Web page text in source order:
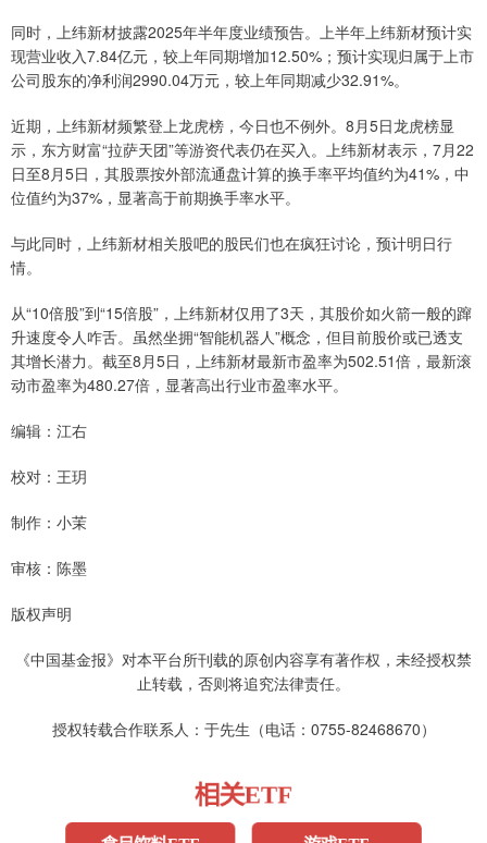
同时，上纬新材披露2025年半年度业绩预告。上半年上纬新材预计实
现营业收入7.84亿元，较上年同期增加12.50%；预计实现归属于上市
公司股东的净利润2990.04万元，较上年同期减少32.91%。
近期，上纬新材频繁登上龙虎榜，今日也不例外。8月5日龙虎榜显
示，东方财富“拉萨天团”等游资代表仍在买入。上纬新材表示，7月22
日至8月5日，其股票按外部流通盘计算的换手率平均值约为41%，中
位值约为37%，显著高于前期换手率水平。
与此同时，上纬新材相关股吧的股民们也在疯狂讨论，预计明日行
情。
从“10倍股”到“15倍股”，上纬新材仅用了3天，其股价如火箭一般的蹿
升速度令人咋舌。虽然坐拥“智能机器人”概念，但目前股价或已透支
其增长潜力。截至8月5日，上纬新材最新市盈率为502.51倍，最新滚
动市盈率为480.27倍，显著高出行业市盈率水平。
编辑：江右
校对：王玥
制作：小茉
审核：陈墨
版权声明
《中国基金报》对本平台所刊载的原创内容享有著作权，未经授权禁
止转载，否则将追究法律责任。
授权转载合作联系人：于先生（电话：0755-82468670）